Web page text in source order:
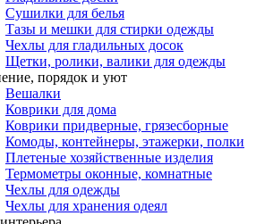
Сушилки для белья
Тазы и мешки для стирки одежды
Чехлы для гладильных досок
Щетки, ролики, валики для одежды
порядок и уют
Вешалки
Коврики для дома
Коврики придверные, грязесборные
Комоды, контейнеры, этажерки, полки
Плетеные хозяйственные изделия
Термометры оконные, комнатные
Чехлы для одежды
Чехлы для хранения одеял